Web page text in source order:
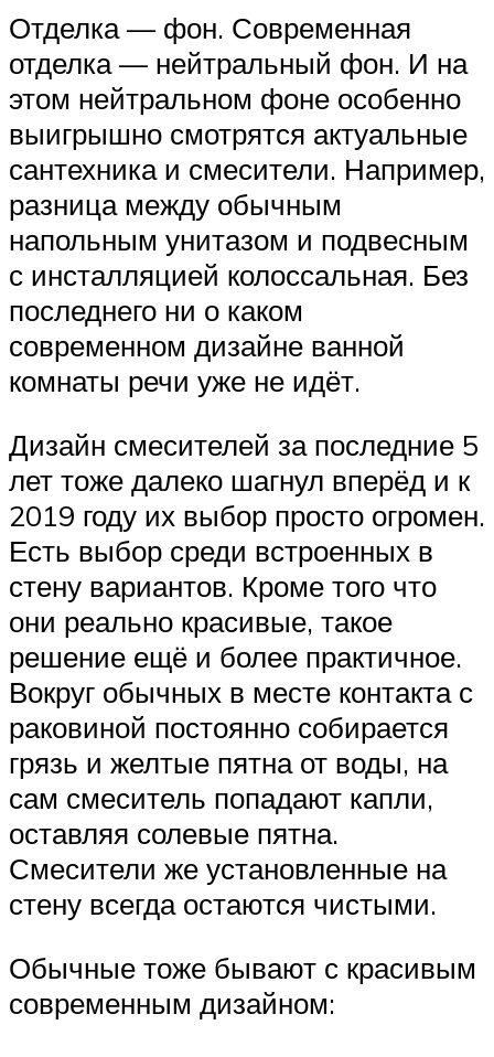
Отделка — фон. Современная
отделка — нейтральный фон. И на
этом нейтральном фоне особенно
выигрышно смотрятся актуальные
сантехника и смесители. Например,
разница между обычным
напольным унитазом и подвесным
с инсталляцией колоссальная. Без
последнего ни о каком
современном дизайне ванной
комнаты речи уже не идёт.
Дизайн смесителей за последние 5
лет тоже далеко шагнул вперёд и к
2019 году их выбор просто огромен.
Есть выбор среди встроенных в
стену вариантов. Кроме того что
они реально красивые, такое
решение ещё и более практичное.
Вокруг обычных в месте контакта с
раковиной постоянно собирается
грязь и желтые пятна от воды, на
сам смеситель попадают капли,
оставляя солевые пятна.
Смесители же установленные на
стену всегда остаются чистыми.
Обычные тоже бывают с красивым
современным дизайном: